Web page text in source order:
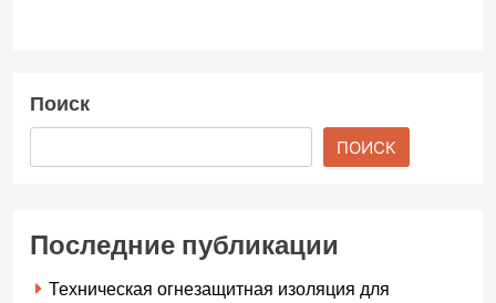
Поиск
ПОИСК
Последние публикации
Техническая огнезащитная изоляция для